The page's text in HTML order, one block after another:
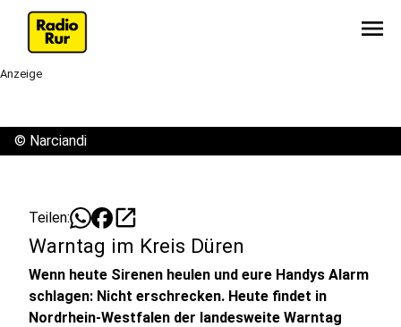
menu
Anzeige
© Narciandi
Teilen: open_in_new
Warntag im Kreis Düren
Wenn heute Sirenen heulen und eure Handys Alarm
schlagen: Nicht erschrecken. Heute findet in
Nordrhein-Westfalen der landesweite Warntag